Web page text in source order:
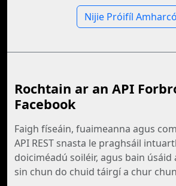
Nijie Próifíl
Rochtain ar an API
Facebook
Faigh físeáin, fuaimeanna agus
API REST snasta le praghsáil
doiciméadú soiléir, agus bain úsáid
sin chun do chuid táirgí a chur